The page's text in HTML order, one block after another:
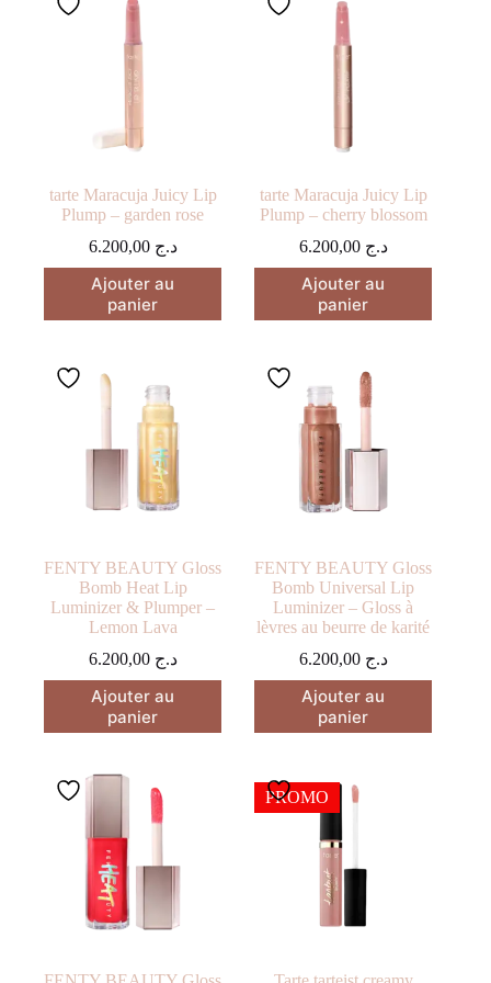
tarte Maracuja Juicy Lip
Plump – garden rose
د.ج 6.200,00
Ajouter au
panier
tarte Maracuja Juicy Lip
Plump – cherry blossom
د.ج 6.200,00
Ajouter au
panier
FENTY BEAUTY Gloss
Bomb Heat Lip
Luminizer & Plumper –
Lemon Lava
د.ج 6.200,00
Ajouter au
panier
FENTY BEAUTY Gloss
Bomb Universal Lip
Luminizer – Gloss à
lèvres au beurre de karité
د.ج 6.200,00
Ajouter au
panier
PROMO